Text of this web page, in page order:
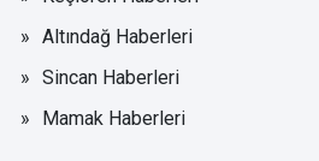
Altındağ Haberleri
Sincan Haberleri
Mamak Haberleri